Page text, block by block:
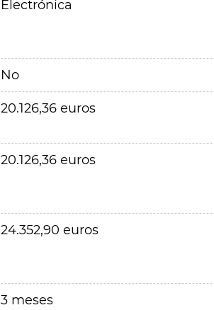
Electrónica
No
20.126,36 euros
20.126,36 euros
24.352,90 euros
3 meses